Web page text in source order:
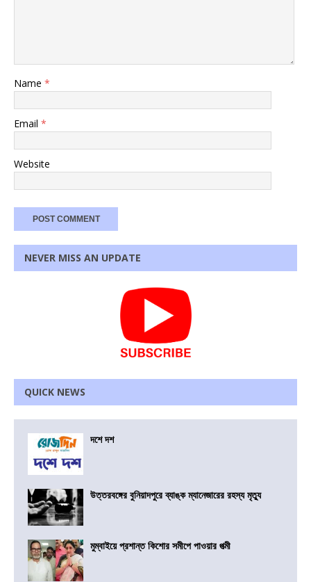
Name *
Email *
Website
NEVER MISS AN UPDATE
QUICK NEWS
দশে দশ
উত্তরবঙ্গের বুনিয়াদপুরে ব্যাঙ্ক ম্যানেজারের রহস্য মৃত্যু
মুম্বাইয়ে প্রশান্ত কিশোর সমীপে পাওয়ার পত্মী